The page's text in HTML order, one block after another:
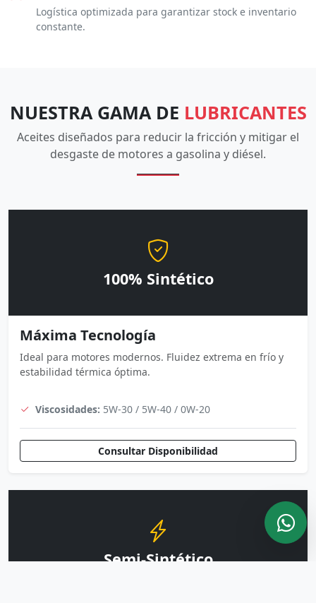
Logística optimizada para garantizar stock e inventario
constante.
NUESTRA GAMA DE LUBRICANTES
Aceites diseñados para reducir la fricción y mitigar el
desgaste de motores a gasolina y diésel.
100% Sintético
Máxima Tecnología
Ideal para motores modernos. Fluidez extrema en frío y
estabilidad térmica óptima.
Viscosidades: 5W-30 / 5W-40 / 0W-20
Consultar Disponibilidad
Semi-Sintético